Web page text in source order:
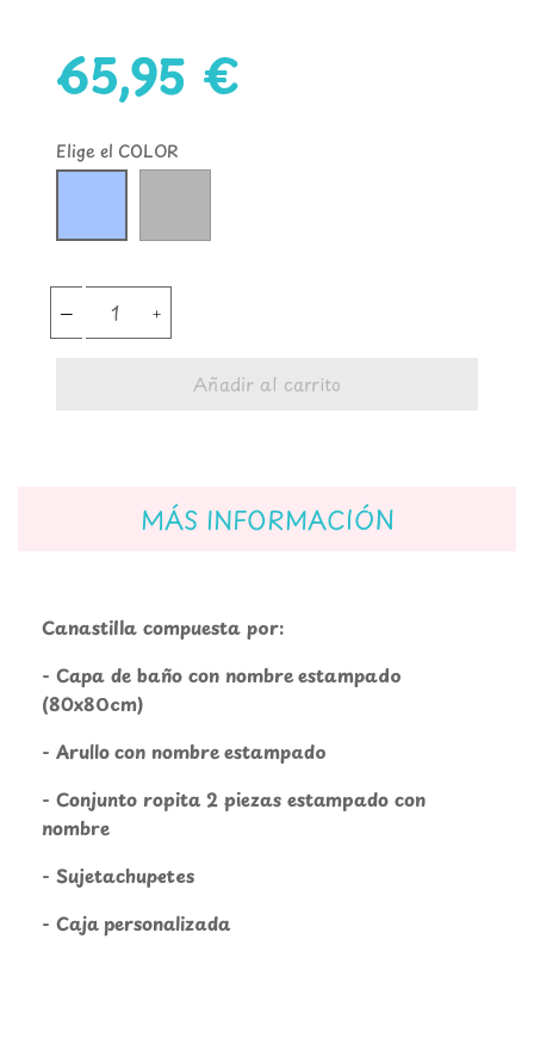
65,95 €
Elige el COLOR
Añadir al carrito
MÁS INFORMACIÓN
Canastilla compuesta por:
- Capa de baño con nombre estampado
(80x80cm)
- Arullo con nombre estampado
- Conjunto ropita 2 piezas estampado con
nombre
- Sujetachupetes
- Caja personalizada